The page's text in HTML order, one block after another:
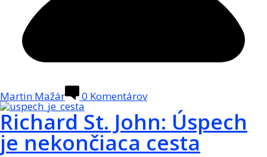
Martin Mažár 0 Komentárov
Richard St. John: Úspech
je nekončiaca cesta